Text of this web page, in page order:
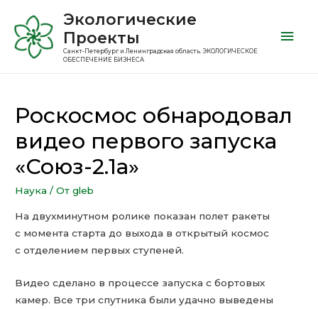
Экологические
Проекты
Санкт-Петербург и Ленинградская область. ЭКОЛОГИЧЕСКОЕ
ОБЕСПЕЧЕНИЕ БИЗНЕСА
Роскосмос обнародовал
видео первого запуска
«Союз-2.1а»
Наука / От gleb
На двухминутном ролике показан полет ракеты
с момента старта до выхода в открытый космос
с отделением первых ступеней.
Видео сделано в процессе запуска с бортовых
камер. Все три спутника были удачно выведены